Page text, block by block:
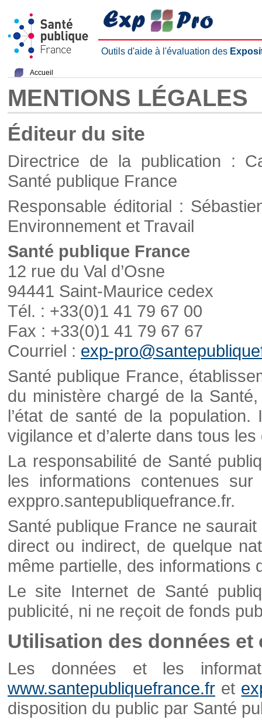
Outils d'aide à l'évaluation des
Accueil
MENTIONS LÉGALES
Éditeur du site
Directrice de la publication :
Santé publique France
Responsable éditorial :
Environnement et Travail
Santé publique France
12 rue du Val d’Osne
94441 Saint-Maurice cedex
Tél. : +33(0)1 41 79 67 00
Fax : +33(0)1 41 79 67 67
Courriel : exp-
Santé publique France,
du ministère chargé de la
l’état de santé de la
vigilance et d’alerte dans tous
La responsabilité de Santé
les informations contenues
exppro.santepubliquefrance.fr.
Santé publique France ne
direct ou indirect, de quelque
même partielle, des informations
Le site Internet de Santé
publicité, ni ne reçoit de fonds
Utilisation des données et
Les données et les
www.santepubliquefrance.fr et
disposition du public par Santé